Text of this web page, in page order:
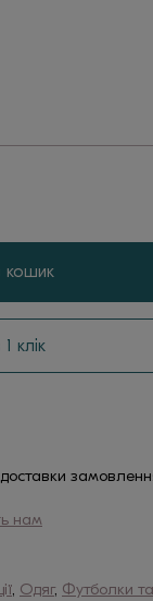
кошик
клік
нам
, Одяг, Футболки